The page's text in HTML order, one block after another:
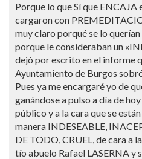
Porque lo que Sí que ENCAJA
cargaron con
muy claro porqué se lo
porque le consideraban un
dejó por escrito en el informe
Ayuntamiento de Burgos
Pues ya me encargaré yo de
ganándose a pulso a dí­a de
público y a la cara que se
manera INDESEABLE,
DE TODO, CRUEL, de cara a
tí­o abuelo Rafael LASERNA y